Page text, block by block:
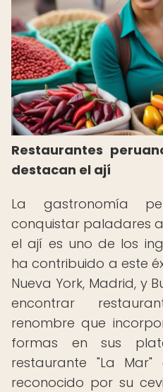
Restaurantes
destacan el ají
La gastronomía
conquistar paladares
el ají es uno de los
ha contribuido a este
Nueva York, Madrid, y
encontrar
renombre que
formas en sus
restaurante "La Mar"
reconocido por su